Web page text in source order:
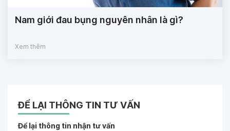
Nam giới đau bụng nguyên nhân là gì?
Xem thêm
ĐỂ LẠI THÔNG TIN TƯ VẤN
Để lại thông tin nhận tư vấn